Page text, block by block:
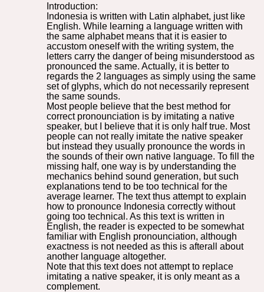
Introduction:
Indonesia is written with Latin alphabet, just like
English. While learning a language written with
the same alphabet means that it is easier to
accustom oneself with the writing system, the
letters carry the danger of being misunderstood as
pronounced the same. Actually, it is better to
regards the 2 languages as simply using the same
set of glyphs, which do not necessarily represent
the same sounds.
Most people believe that the best method for
correct pronounciation is by imitating a native
speaker, but I believe that it is only half true. Most
people can not really imitate the native speaker
but instead they usually pronounce the words in
the sounds of their own native language. To fill the
missing half, one way is by understanding the
mechanics behind sound generation, but such
explanations tend to be too technical for the
average learner. The text thus attempt to explain
how to pronounce Indonesia correctly without
going too technical. As this text is written in
English, the reader is expected to be somewhat
familiar with English pronounciation, although
exactness is not needed as this is afterall about
another language altogether.
Note that this text does not attempt to replace
imitating a native speaker, it is only meant as a
complement.